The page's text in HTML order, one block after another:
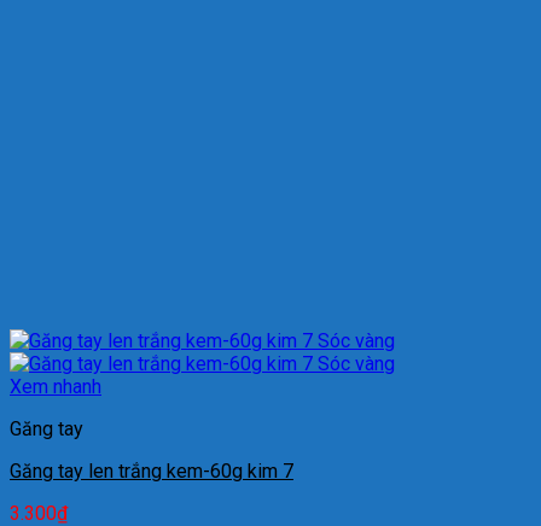
Xem nhanh
Găng tay
Găng tay len trắng kem-60g kim 7
3.300₫